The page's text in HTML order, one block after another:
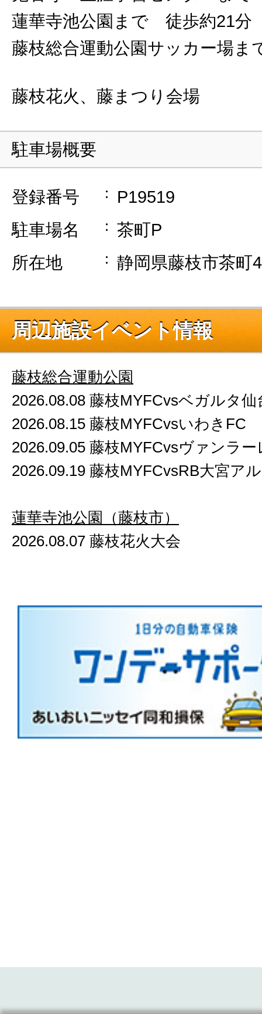
蓮華寺池公園まで 徒歩約21分
藤枝総合運動公園サッカー場
藤枝花火、藤まつり会場
駐車場概要
登録番号
P19519
駐車場名
茶町P
所在地
静岡県藤枝市茶町
周辺施設イベント情報
藤枝総合運動公園
2026.08.08 藤枝MYFCvsベガルタ仙
2026.08.15 藤枝MYFCvsいわきFC
2026.09.05 藤枝MYFCvsヴァンラー
2026.09.19 藤枝MYFCvsRB大宮ア
蓮華寺池公園（藤枝市）
2026.08.07 藤枝花火大会